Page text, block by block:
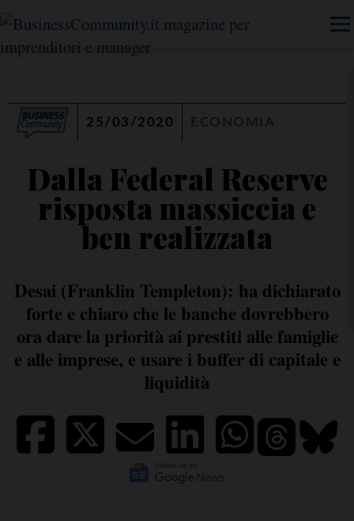
25/03/2020
Dalla Federal Reserve
risposta massiccia e
ben realizzata
Desai (Franklin Templeton): ha dichiarato
forte e chiaro che le banche dovrebbero
ora dare la priorità ai prestiti alle famiglie
e alle imprese, e usare i buffer di capitale e
liquidità